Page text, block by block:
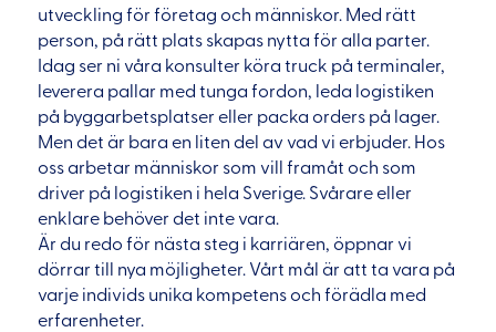
utveckling för företag och människor. Med rätt
person, på rätt plats skapas nytta för alla parter.
Idag ser ni våra konsulter köra truck på terminaler,
leverera pallar med tunga fordon, leda logistiken
på byggarbetsplatser eller packa orders på lager.
Men det är bara en liten del av vad vi erbjuder. Hos
oss arbetar människor som vill framåt och som
driver på logistiken i hela Sverige. Svårare eller
enklare behöver det inte vara.
Är du redo för nästa steg i karriären, öppnar vi
dörrar till nya möjligheter. Vårt mål är att ta vara på
varje individs unika kompetens och förädla med
erfarenheter.